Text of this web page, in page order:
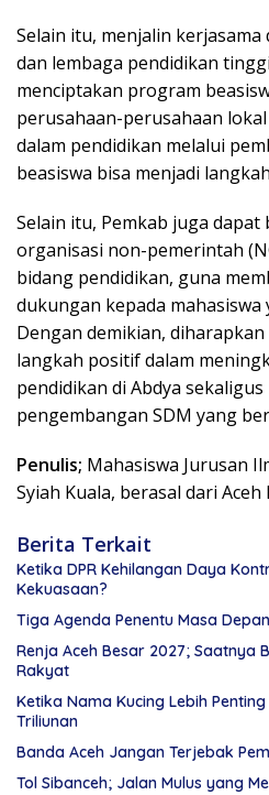
Selain itu, menjalin
dan lembaga pendidikan
menciptakan program
perusahaan-perusahaan
dalam pendidikan melalui
beasiswa bisa menjadi
Selain itu, Pemkab juga dapat
organisasi non-pemerintah
bidang pendidikan, guna
dukungan kepada mahasiswa
Dengan demikian,
langkah positif dalam
pendidikan di Abdya
pengembangan SDM yang
Penulis; Mahasiswa Jurusan
Syiah Kuala, berasal dari Aceh
Berita Terkait
Ketika DPR Kehilangan Daya
Kekuasaan?
Tiga Agenda Penentu Masa
Renja Aceh Besar 2027; Saatnya
Rakyat
Ketika Nama Kucing Lebih
Triliunan
Banda Aceh Jangan Terjebak
Tol Sibanceh; Jalan Mulus yang